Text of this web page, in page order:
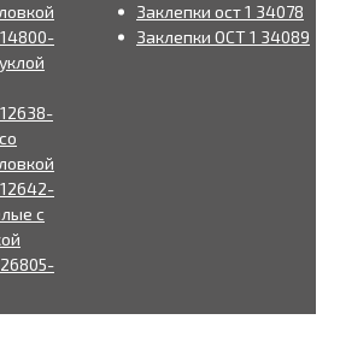
с
Заклепки ост 1 34078
Заклепки ОСТ 1 34089